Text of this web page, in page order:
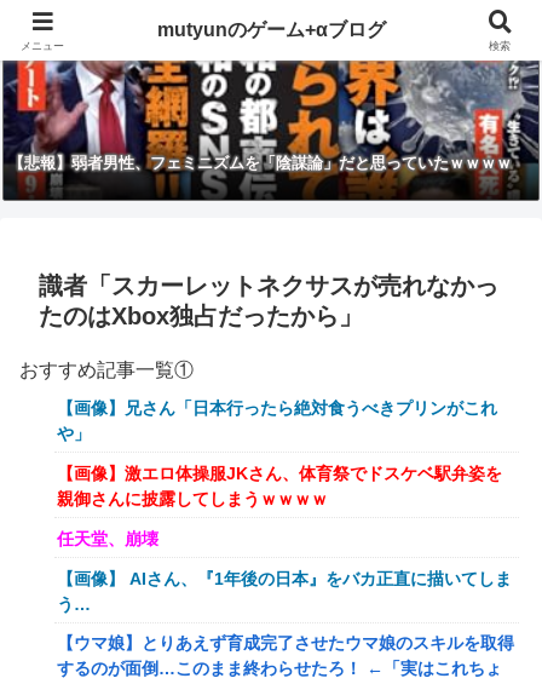
【悲報】弱者男性、フェミニズムを「陰謀論」だと思っていたｗｗｗｗ
識者「スカーレットネクサスが売れなかっ
たのはXbox独占だったから」
おすすめ記事一覧①
【画像】兄さん「日本行ったら絶対食うべきプリンがこれ
や」
【画像】激エロ体操服JKさん、体育祭でドスケベ駅弁姿を
親御さんに披露してしまうｗｗｗｗ
任天堂、崩壊
【画像】 AIさん、『1年後の日本』をバカ正直に描いてしま
う…
【ウマ娘】とりあえず育成完了させたウマ娘のスキルを取得
するのが面倒…このまま終わらせたろ！ ←「実はこれちょ
メニュー
mutyunのゲーム+αブログ
検索